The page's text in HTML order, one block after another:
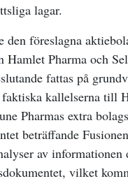
lagar.
den föreslagna
Hamlet Pharma och
fattas på
faktiska kallelserna till
Pharmas extra
beträffande
av informationen
vilket